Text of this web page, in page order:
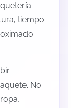
tiempo
No